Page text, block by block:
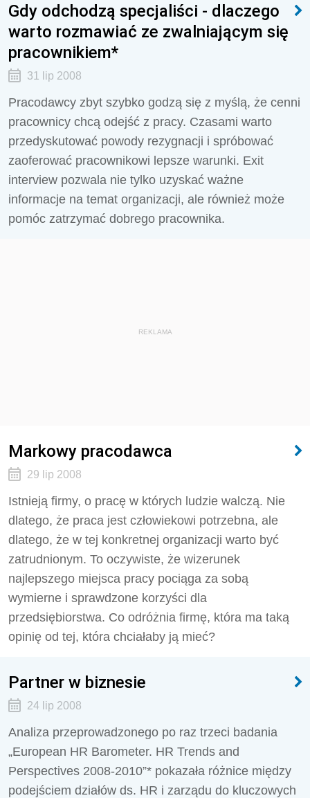
Gdy odchodzą specjaliści - dlaczego
warto rozmawiać ze zwalniającym się
pracownikiem*
31 lip 2008
Pracodawcy zbyt szybko godzą się z myślą, że cenni
pracownicy chcą odejść z pracy. Czasami warto
przedyskutować powody rezygnacji i spróbować
zaoferować pracownikowi lepsze warunki. Exit
interview pozwala nie tylko uzyskać ważne
informacje na temat organizacji, ale również może
pomóc zatrzymać dobrego pracownika.
REKLAMA
Markowy pracodawca
29 lip 2008
Istnieją firmy, o pracę w których ludzie walczą. Nie
dlatego, że praca jest człowiekowi potrzebna, ale
dlatego, że w tej konkretnej organizacji warto być
zatrudnionym. To oczywiste, że wizerunek
najlepszego miejsca pracy pociąga za sobą
wymierne i sprawdzone korzyści dla
przedsiębiorstwa. Co odróżnia firmę, która ma taką
opinię od tej, która chciałaby ją mieć?
Partner w biznesie
24 lip 2008
Analiza przeprowadzonego po raz trzeci badania
„European HR Barometer. HR Trends and
Perspectives 2008-2010”* pokazała różnice między
podejściem działów ds. HR i zarządu do kluczowych